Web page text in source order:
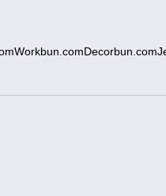
Workbun.com Decorbun.com